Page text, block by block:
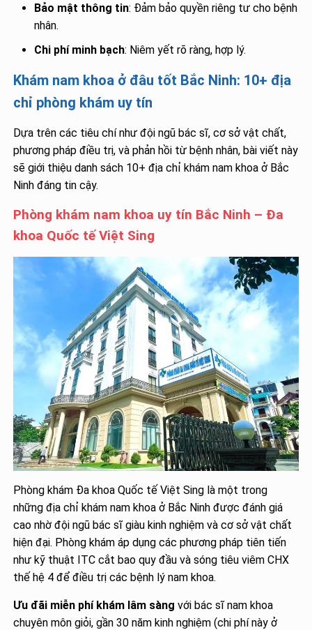
Bảo mật thông tin: Đảm bảo quyền riêng tư cho bệnh
nhân.
Chi phí minh bạch: Niêm yết rõ ràng, hợp lý.
Khám nam khoa ở đâu tốt Bắc Ninh: 10+ địa
chỉ phòng khám uy tín
Dựa trên các tiêu chí như đội ngũ bác sĩ, cơ sở vật chất,
phương pháp điều trị, và phản hồi từ bệnh nhân, bài viết này
sẽ giới thiệu danh sách 10+ địa chỉ khám nam khoa ở Bắc
Ninh đáng tin cậy.
Phòng khám nam khoa uy tín Bắc Ninh – Đa
khoa Quốc tế Việt Sing
Phòng khám Đa khoa Quốc tế Việt Sing là một trong
những địa chỉ khám nam khoa ở Bắc Ninh được đánh giá
cao nhờ đội ngũ bác sĩ giàu kinh nghiệm và cơ sở vật chất
hiện đại. Phòng khám áp dụng các phương pháp tiên tiến
như kỹ thuật ITC cắt bao quy đầu và sóng tiêu viêm CHX
thế hệ 4 để điều trị các bệnh lý nam khoa.
Ưu đãi miễn phí khám lâm sàng với bác sĩ nam khoa
chuyên môn giỏi, gần 30 năm kinh nghiệm (chi phí này ở